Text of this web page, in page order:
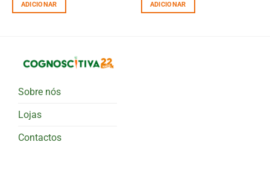
ADICIONAR ADICIONAR
Sobre nós
Lojas
Contactos